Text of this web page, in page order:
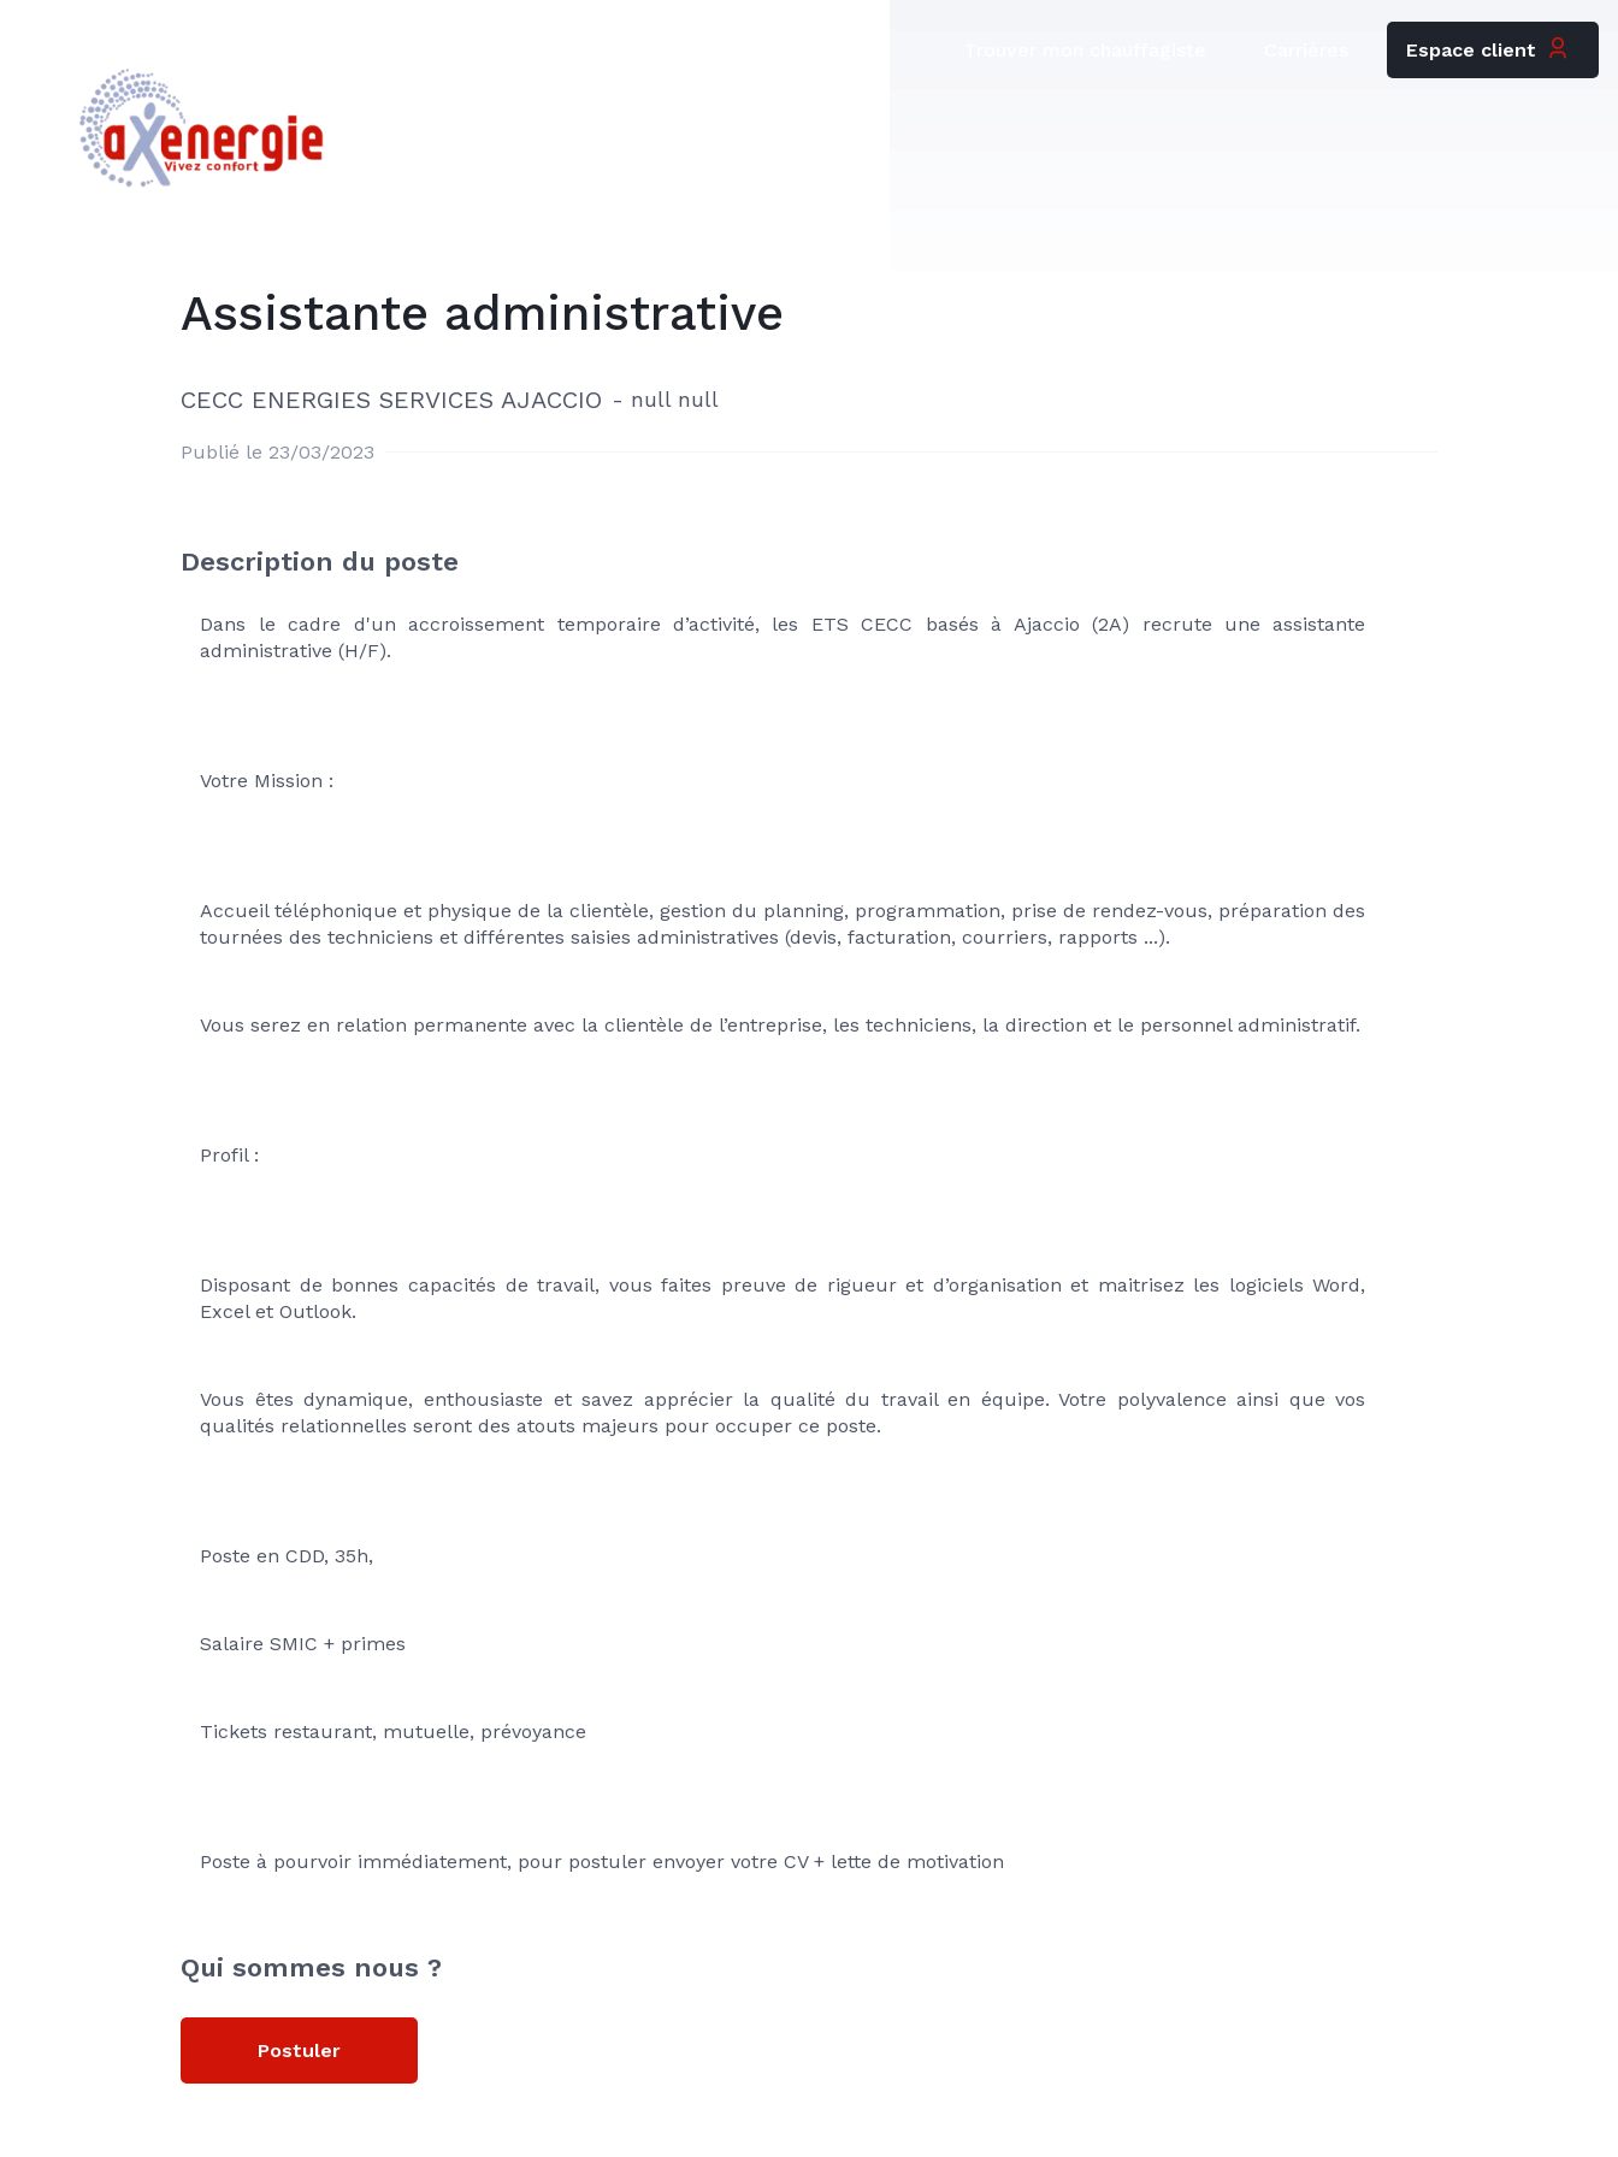
Espace client
Assistante administrative
CECC ENERGIES SERVICES AJACCIO - null null
Publié le 23/03/2023
Description du poste
Dans le cadre d'un accroissement temporaire d’activité, les ETS CECC basés à Ajaccio (2A) recrute une assistante
administrative (H/F).
Votre Mission :
Accueil téléphonique et physique de la clientèle, gestion du planning, programmation, prise de rendez-vous, préparation des
tournées des techniciens et différentes saisies administratives (devis, facturation, courriers, rapports ...).
Vous serez en relation permanente avec la clientèle de l’entreprise, les techniciens, la direction et le personnel administratif.
Profil :
Disposant de bonnes capacités de travail, vous faites preuve de rigueur et d’organisation et maitrisez les logiciels Word,
Excel et Outlook.
Vous êtes dynamique, enthousiaste et savez apprécier la qualité du travail en équipe. Votre polyvalence ainsi que vos
qualités relationnelles seront des atouts majeurs pour occuper ce poste.
Poste en CDD, 35h,
Salaire SMIC + primes
Tickets restaurant, mutuelle, prévoyance
Poste à pourvoir immédiatement, pour postuler envoyer votre CV + lette de motivation
Qui sommes nous ?
Postuler